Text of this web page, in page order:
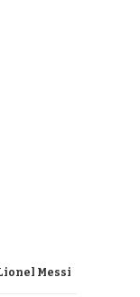
Messi